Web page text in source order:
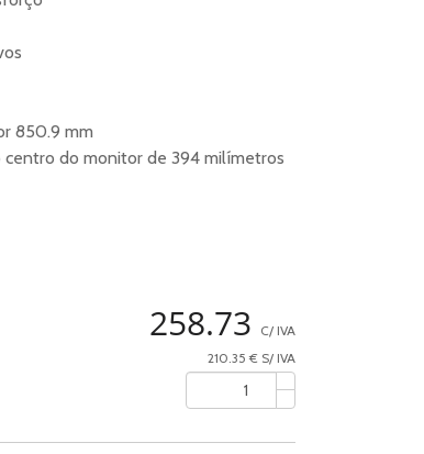
850.9 mm
do monitor de 394 milímetros
258.73
C/ IVA
210.35 € S/ IVA